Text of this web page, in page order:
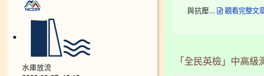
與抗壓...
觀看完整文
「全民英檢」中高級
水庫放流